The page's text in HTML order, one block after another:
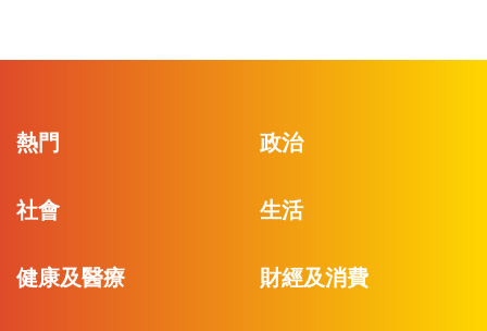
熱門 政治
社會 生活
健康及醫療 財經及消費